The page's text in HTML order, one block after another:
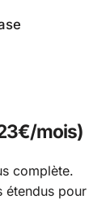
mois)
complète.
étendus pour